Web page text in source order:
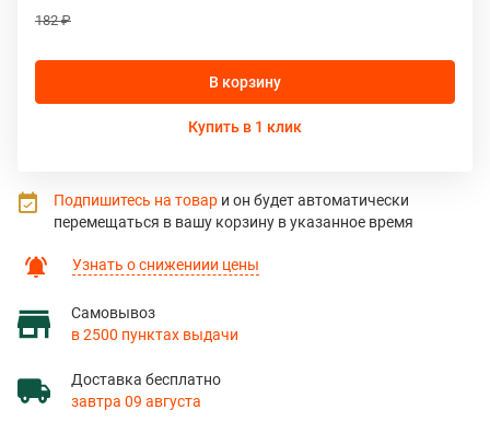
182 ₽
В корзину
Купить в 1 клик
Узнать о снижениии цены
Самовывоз
в 2500 пунктах выдачи
Доставка бесплатно
завтра 09 августа
Подпишитесь на товар и он будет автоматически
перемещаться в вашу корзину в указанное время